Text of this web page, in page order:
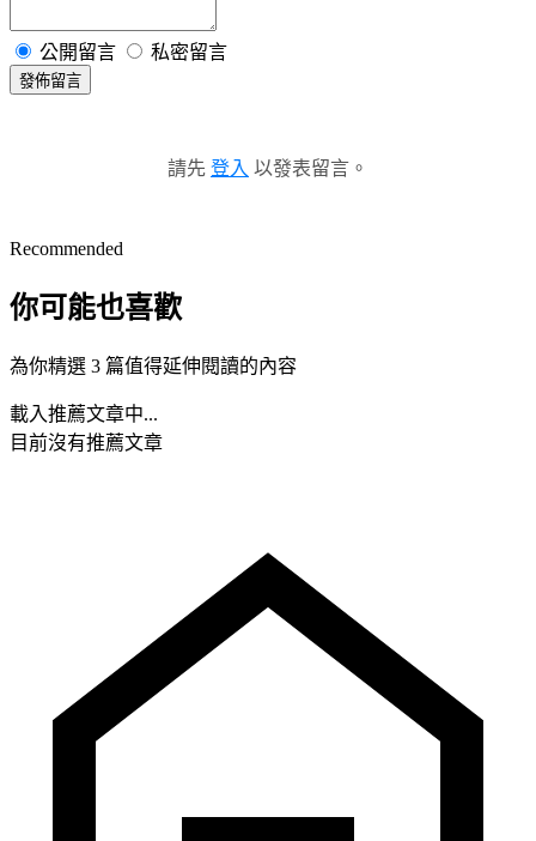
公開留言 私密留言
發佈留言
請先 登入 以發表留言。
Recommended
你可能也喜歡
為你精選 3 篇值得延伸閱讀的內容
載入推薦文章中...
目前沒有推薦文章